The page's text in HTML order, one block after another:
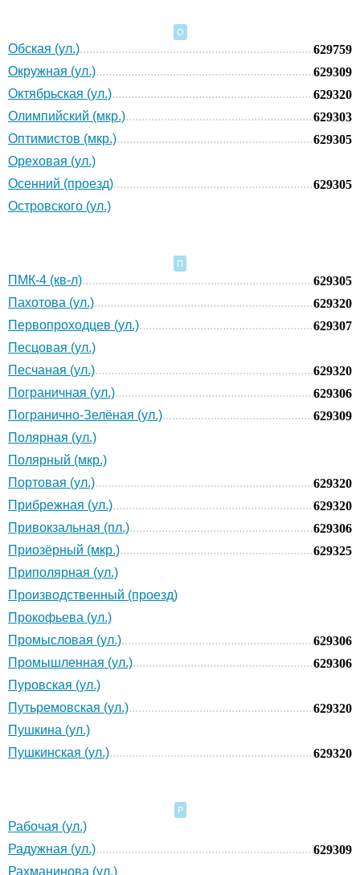
О
Обская (ул.)
629759
Окружная (ул.)
629309
Октябрьская (ул.)
629320
Олимпийский (мкр.)
629303
Оптимистов (мкр.)
629305
Ореховая (ул.)
Осенний (проезд)
629305
Островского (ул.)
П
ПМК-4 (кв-л)
629305
Пахотова (ул.)
629320
Первопроходцев (ул.)
629307
Песцовая (ул.)
Песчаная (ул.)
629320
Пограничная (ул.)
629306
Погранично-Зелёная (ул.)
629309
Полярная (ул.)
Полярный (мкр.)
Портовая (ул.)
629320
Прибрежная (ул.)
629320
Привокзальная (пл.)
629306
Приозёрный (мкр.)
629325
Приполярная (ул.)
Производственный (проезд)
Прокофьева (ул.)
Промысловая (ул.)
629306
Промышленная (ул.)
629306
Пуровская (ул.)
Путьремовская (ул.)
629320
Пушкина (ул.)
Пушкинская (ул.)
629320
Р
Рабочая (ул.)
Радужная (ул.)
629309
Рахманинова (ул.)